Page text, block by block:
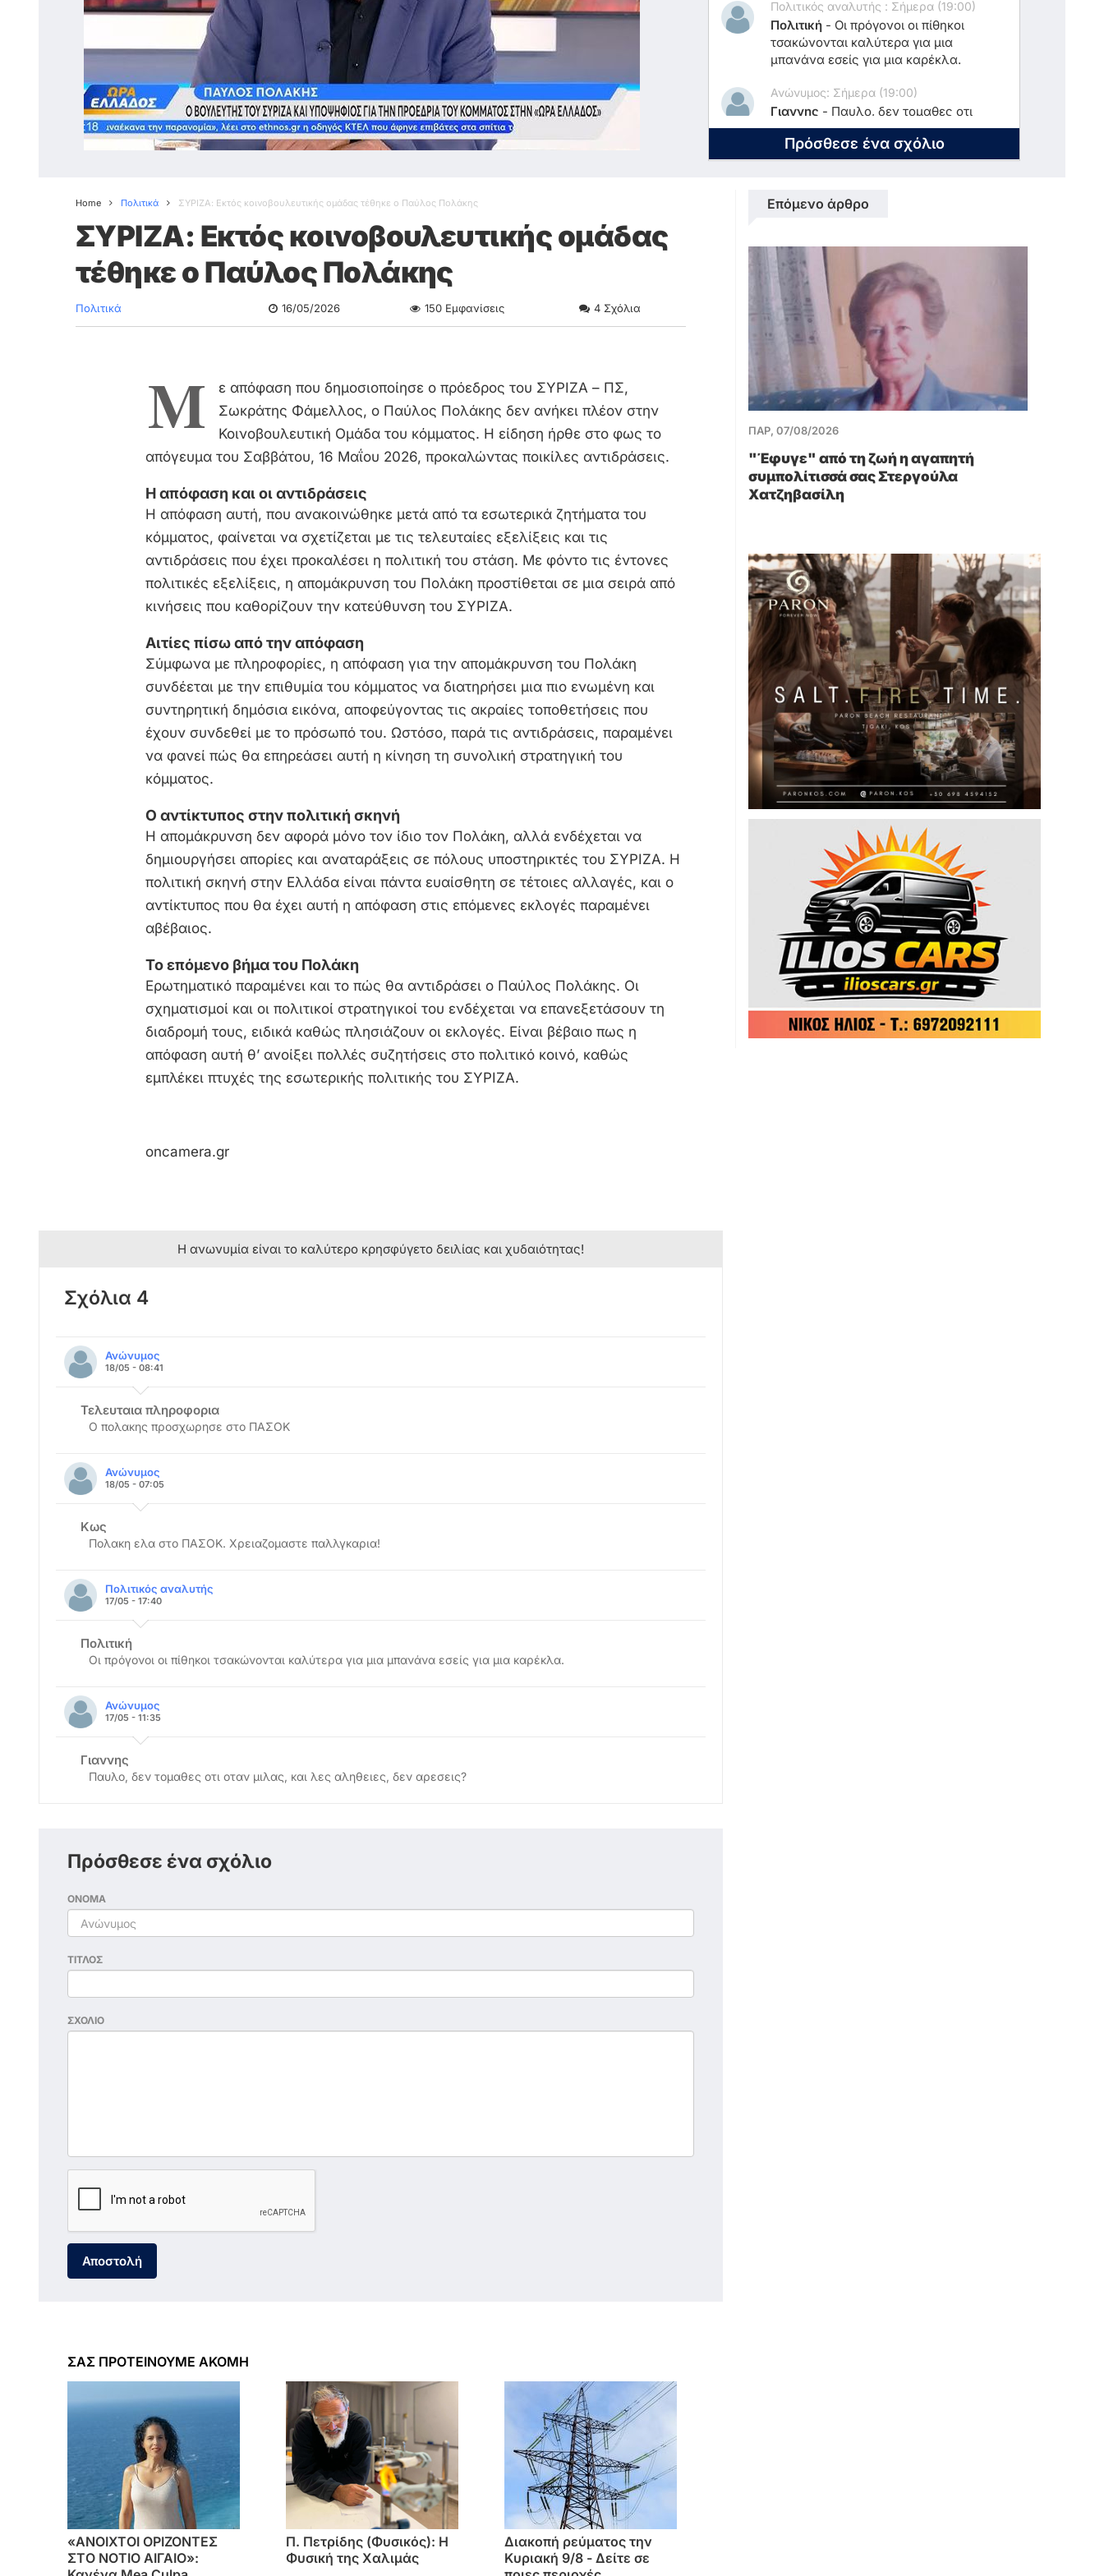
Πολιτικός αναλυτής : Σήμερα (19:00)
Πολιτική - Οι πρόγονοι οι πίθηκοι
τσακώνονται καλύτερα για μια
μπανάνα εσείς για μια καρέκλα.
Ανώνυμος: Σήμερα (19:00)
Γιαννης - Παυλο, δεν τομαθες οτι
οταν μιλας, και λες αληθειες, δεν
αρεσεις?
Πρόσθεσε ένα σχόλιο
Home Πολιτικά ΣΥΡΙΖΑ: Εκτός κοινοβουλευτικής ομάδας τέθηκε ο Παύλος Πολάκης
ΣΥΡΙΖΑ: Εκτός κοινοβουλευτικής ομάδας
τέθηκε ο Παύλος Πολάκης
Πολιτικά 16/05/2026 150 Εμφανίσεις 4Σχόλια
Μ
ε απόφαση που δημοσιοποίησε ο πρόεδρος του ΣΥΡΙΖΑ – ΠΣ,
Σωκράτης Φάμελλος, ο Παύλος Πολάκης δεν ανήκει πλέον στην
Κοινοβουλευτική Ομάδα του κόμματος. Η είδηση ήρθε στο φως το
απόγευμα του Σαββάτου, 16 Μαΐου 2026, προκαλώντας ποικίλες αντιδράσεις.
Η απόφαση και οι αντιδράσεις
Η απόφαση αυτή, που ανακοινώθηκε μετά από τα εσωτερικά ζητήματα του
κόμματος, φαίνεται να σχετίζεται με τις τελευταίες εξελίξεις και τις
αντιδράσεις που έχει προκαλέσει η πολιτική του στάση. Με φόντο τις έντονες
πολιτικές εξελίξεις, η απομάκρυνση του Πολάκη προστίθεται σε μια σειρά από
κινήσεις που καθορίζουν την κατεύθυνση του ΣΥΡΙΖΑ.
Αιτίες πίσω από την απόφαση
Σύμφωνα με πληροφορίες, η απόφαση για την απομάκρυνση του Πολάκη
συνδέεται με την επιθυμία του κόμματος να διατηρήσει μια πιο ενωμένη και
συντηρητική δημόσια εικόνα, αποφεύγοντας τις ακραίες τοποθετήσεις που
έχουν συνδεθεί με το πρόσωπό του. Ωστόσο, παρά τις αντιδράσεις, παραμένει
να φανεί πώς θα επηρεάσει αυτή η κίνηση τη συνολική στρατηγική του
κόμματος.
Ο αντίκτυπος στην πολιτική σκηνή
Η απομάκρυνση δεν αφορά μόνο τον ίδιο τον Πολάκη, αλλά ενδέχεται να
δημιουργήσει απορίες και αναταράξεις σε πόλους υποστηρικτές του ΣΥΡΙΖΑ. Η
πολιτική σκηνή στην Ελλάδα είναι πάντα ευαίσθητη σε τέτοιες αλλαγές, και ο
αντίκτυπος που θα έχει αυτή η απόφαση στις επόμενες εκλογές παραμένει
αβέβαιος.
Το επόμενο βήμα του Πολάκη
Ερωτηματικό παραμένει και το πώς θα αντιδράσει ο Παύλος Πολάκης. Οι
σχηματισμοί και οι πολιτικοί στρατηγικοί του ενδέχεται να επανεξετάσουν τη
διαδρομή τους, ειδικά καθώς πλησιάζουν οι εκλογές. Είναι βέβαιο πως η
απόφαση αυτή θ’ ανοίξει πολλές συζητήσεις στο πολιτικό κοινό, καθώς
εμπλέκει πτυχές της εσωτερικής πολιτικής του ΣΥΡΙΖΑ.
oncamera.gr
Η ανωνυμία είναι το καλύτερο κρησφύγετο δειλίας και χυδαιότητας!
Σχόλια 4
Ανώνυμος
18/05 - 08:41
Τελευταια πληροφορια
Ο πολακης προσχωρησε στο ΠΑΣΟΚ
Ανώνυμος
18/05 - 07:05
Κως
Πολακη ελα στο ΠΑΣΟΚ. Χρειαζομαστε παλλγκαρια!
Πολιτικός αναλυτής
17/05 - 17:40
Πολιτική
Οι πρόγονοι οι πίθηκοι τσακώνονται καλύτερα για μια μπανάνα εσείς για μια καρέκλα.
Ανώνυμος
17/05 - 11:35
Γιαννης
Παυλο, δεν τομαθες οτι οταν μιλας, και λες αληθειες, δεν αρεσεις?
Πρόσθεσε ένα σχόλιο
ΟΝΟΜΑ
ΤΙΤΛΟΣ
ΣΧΟΛΙΟ
Αποστολή
ΣΑΣ ΠΡΟΤΕΙΝΟΥΜΕ ΑΚΟΜΗ
«ΑΝΟΙΧΤΟΙ ΟΡΙΖΟΝΤΕΣ
ΣΤΟ ΝΟΤΙΟ ΑΙΓΑΙΟ»:
Π. Πετρίδης (Φυσικός): Η
Φυσική της Χαλιμάς
Διακοπή ρεύματος την
Κυριακή 9/8 - Δείτε σε
Επόμενο άρθρο
ΠΑΡ, 07/08/2026
"Έφυγε" από τη ζωή η αγαπητή
συμπολίτισσά σας Στεργούλα
Χατζηβασίλη